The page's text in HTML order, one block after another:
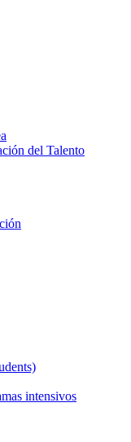
del Talento
intensivos